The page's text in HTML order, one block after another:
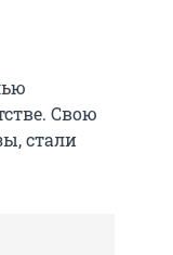
Свою
стали